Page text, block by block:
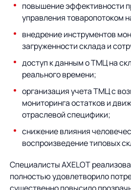
повышение эффективности
управления товаропотоком
внедрение инструментов
загруженности склада и
доступ к данным о ТМЦ на
реального времени;
организация учета ТМЦ с
мониторинга остатков и
отраслевой специфики;
снижение влияния
воспроизведение типовых
Специалисты AXELOT
полностью удовлетворило